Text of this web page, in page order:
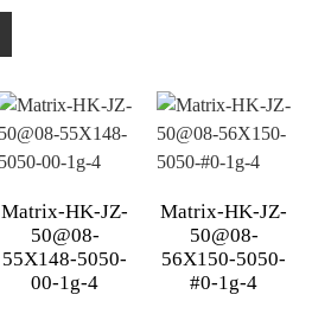
Matrix-HK-JZ-
50@08-
55X148-5050-
00-1g-4
Matrix-HK-JZ-
50@08-
56X150-5050-
#0-1g-4